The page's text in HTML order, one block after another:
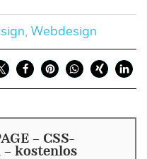
Webdesign
- CSS-
- kostenlos